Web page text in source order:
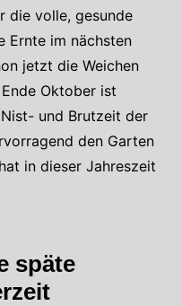
die volle, gesunde
Ernte im nächsten
jetzt die Weichen
Oktober ist
und Brutzeit der
den Garten
in dieser Jahreszeit
späte